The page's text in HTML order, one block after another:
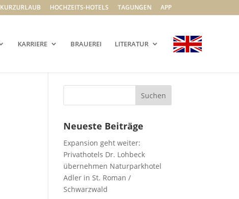
KURZURLAUB HOCHZEITS-HOTELS TAGUNGEN APP
KARRIERE BRAUEREI LITERATUR
Neueste Beiträge
Expansion geht weiter:
Privathotels Dr. Lohbeck
übernehmen Naturparkhotel
Adler in St. Roman /
Schwarzwald